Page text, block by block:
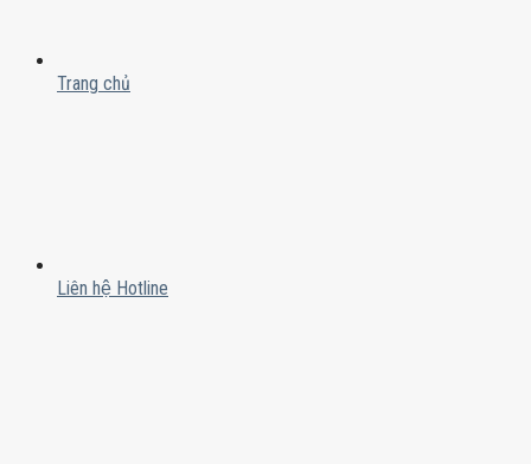
Trang chủ
Liên hệ Hotline